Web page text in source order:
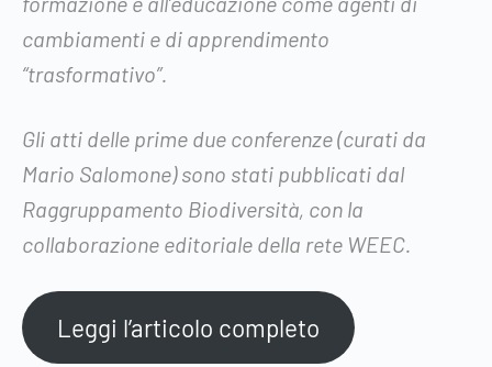
cambiamenti e di apprendimento
“trasformativo”.
Gli atti delle prime due conferenze (curati da
Mario Salomone) sono stati pubblicati dal
Raggruppamento Biodiversità, con la
collaborazione editoriale della rete WEEC.
Leggi l’articolo completo